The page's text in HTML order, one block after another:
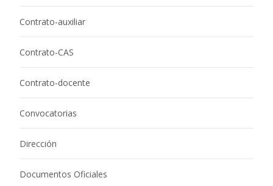
Contrato-auxiliar
Contrato-CAS
Contrato-docente
Convocatorias
Dirección
Documentos Oficiales